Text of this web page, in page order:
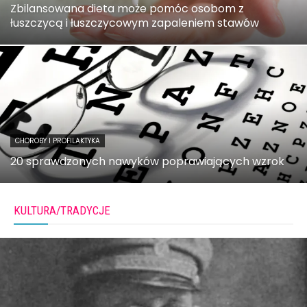
Zbilansowana dieta może pomóc osobom z
łuszczycą i łuszczycowym zapaleniem stawów
CHOROBY I PROFILAKTYKA
20 sprawdzonych nawyków poprawiających wzrok
KULTURA/TRADYCJE